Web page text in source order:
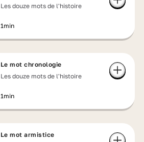
Les douze mots de l'histoire
1min
Le mot chronologie
Les douze mots de l'histoire
1min
Le mot armistice